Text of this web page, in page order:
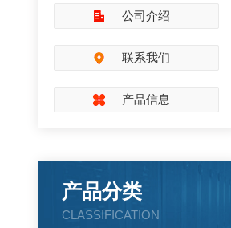
公司介绍
联系我们
产品信息
产品分类
CLASSIFICATION